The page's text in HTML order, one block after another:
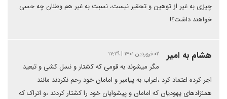
چیزی به غیر از توهین و تحقیر نیست، نسبت به غیر هم وطنان چه حسی
خواهند داشت؟!
هشام به امیر ۰۲ فروردین ۱۴۰۱ | ۱۷:۲۹
مگر میشوند به قومی که کشتار و نسل کشی و تبعید
اجر کرده اعتماد کرد ،اعراب به پیامبر و امامان خود رحم نکردند مانند
همنژادهای یهودیان که امامان و پیشوایان خود را کشتار کردند ،و اتراک که